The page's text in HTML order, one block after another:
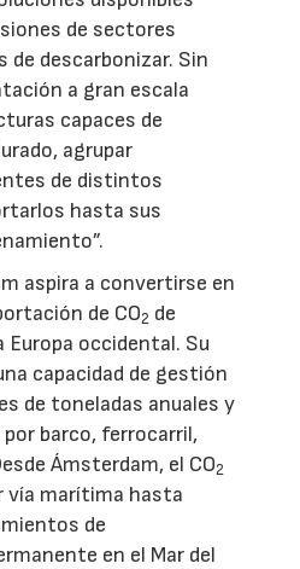
de sectores
descarbonizar. Sin
a gran escala
capaces de
agrupar
de distintos
hasta sus
aspira a convertirse en
de CO2 de
Europa occidental. Su
capacidad de gestión
de toneladas anuales y
por barco, ferrocarril,
Ámsterdam, el CO2
vía marítima hasta
de
en el Mar del